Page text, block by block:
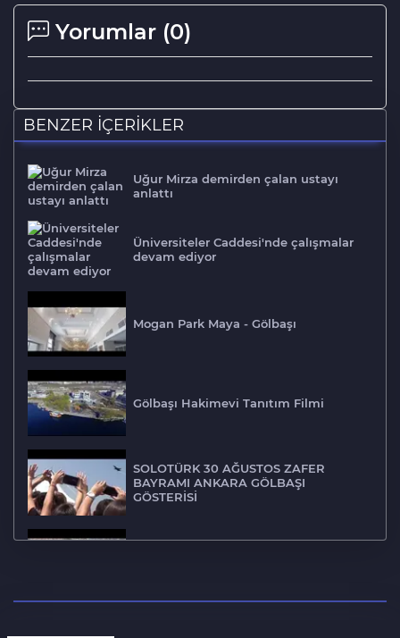
Yorumlar (0)
BENZER İÇERİKLER
Uğur Mirza demirden çalan ustayı
anlattı
Üniversiteler Caddesi'nde çalışmalar
devam ediyor
Mogan Park Maya - Gölbaşı
Gölbaşı Hakimevi Tanıtım Filmi
SOLOTÜRK 30 AĞUSTOS ZAFER
BAYRAMI ANKARA GÖLBAŞI
GÖSTERİSİ